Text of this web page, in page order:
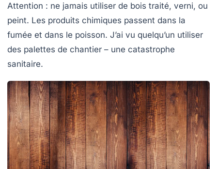
Attention : ne jamais utiliser de bois traité, verni, ou
peint. Les produits chimiques passent dans la
fumée et dans le poisson. J’ai vu quelqu’un utiliser
des palettes de chantier – une catastrophe
sanitaire.